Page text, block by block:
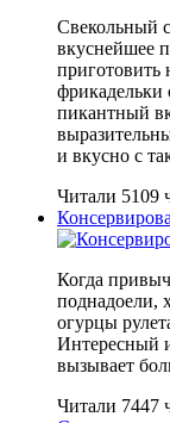
Свекольный
вкуснейшее
приготовить
фрикадельки
пикантный
и вкусно с
Читали 5109
Когда
поднадоели,
огурцы
Интересный
вызывает
Читали 7447